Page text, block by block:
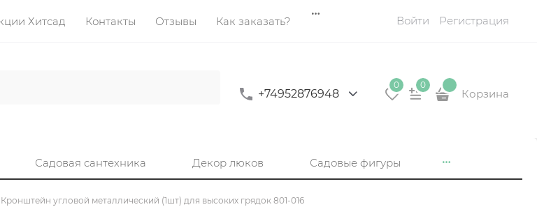
Хитсад Контакты Отзывы Как заказать? Войти Регистрация
+74952876948
0 0
Корзина
Садовая сантехника Декор люков Садовые фигуры
Кронштейн угловой металлический (1шт) для высоких грядок 801-016